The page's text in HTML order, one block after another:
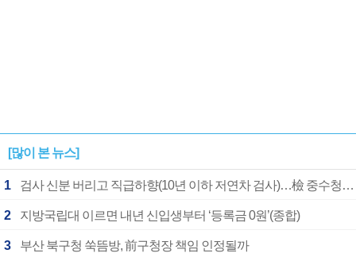
[많이 본 뉴스]
1 검사 신분 버리고 직급하향(10년 이하 저연차 검사)…檢 중수청행 기피
2 지방국립대 이르면 내년 신입생부터 ‘등록금 0원’(종합)
3 부산 북구청 쑥뜸방, 前구청장 책임 인정될까